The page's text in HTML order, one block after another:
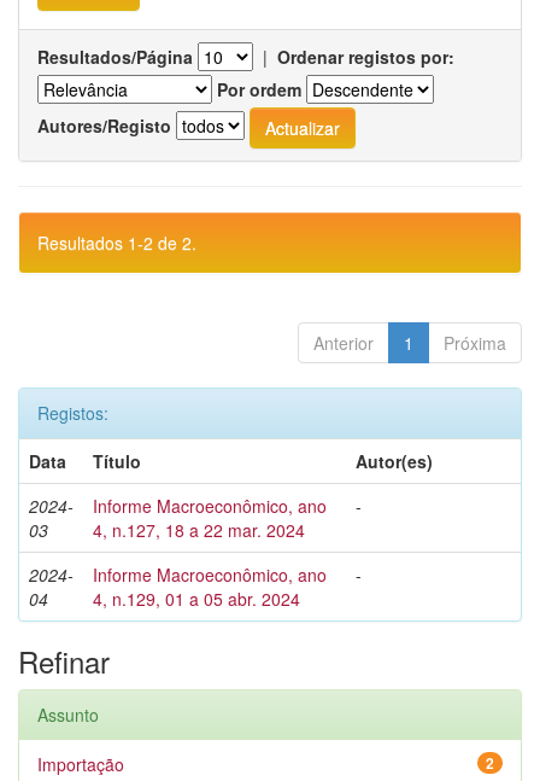
Resultados/Página | Ordenar registos por:
Por ordem
Autores/Registo
Resultados 1-2 de 2.
Anterior 1 Próxima
Registos:
Data
Título
Autor(es)
2024-
03
Informe Macroeconômico, ano
4, n.127, 18 a 22 mar. 2024
-
2024-
04
Informe Macroeconômico, ano
4, n.129, 01 a 05 abr. 2024
-
Refinar
Assunto
2
Importação